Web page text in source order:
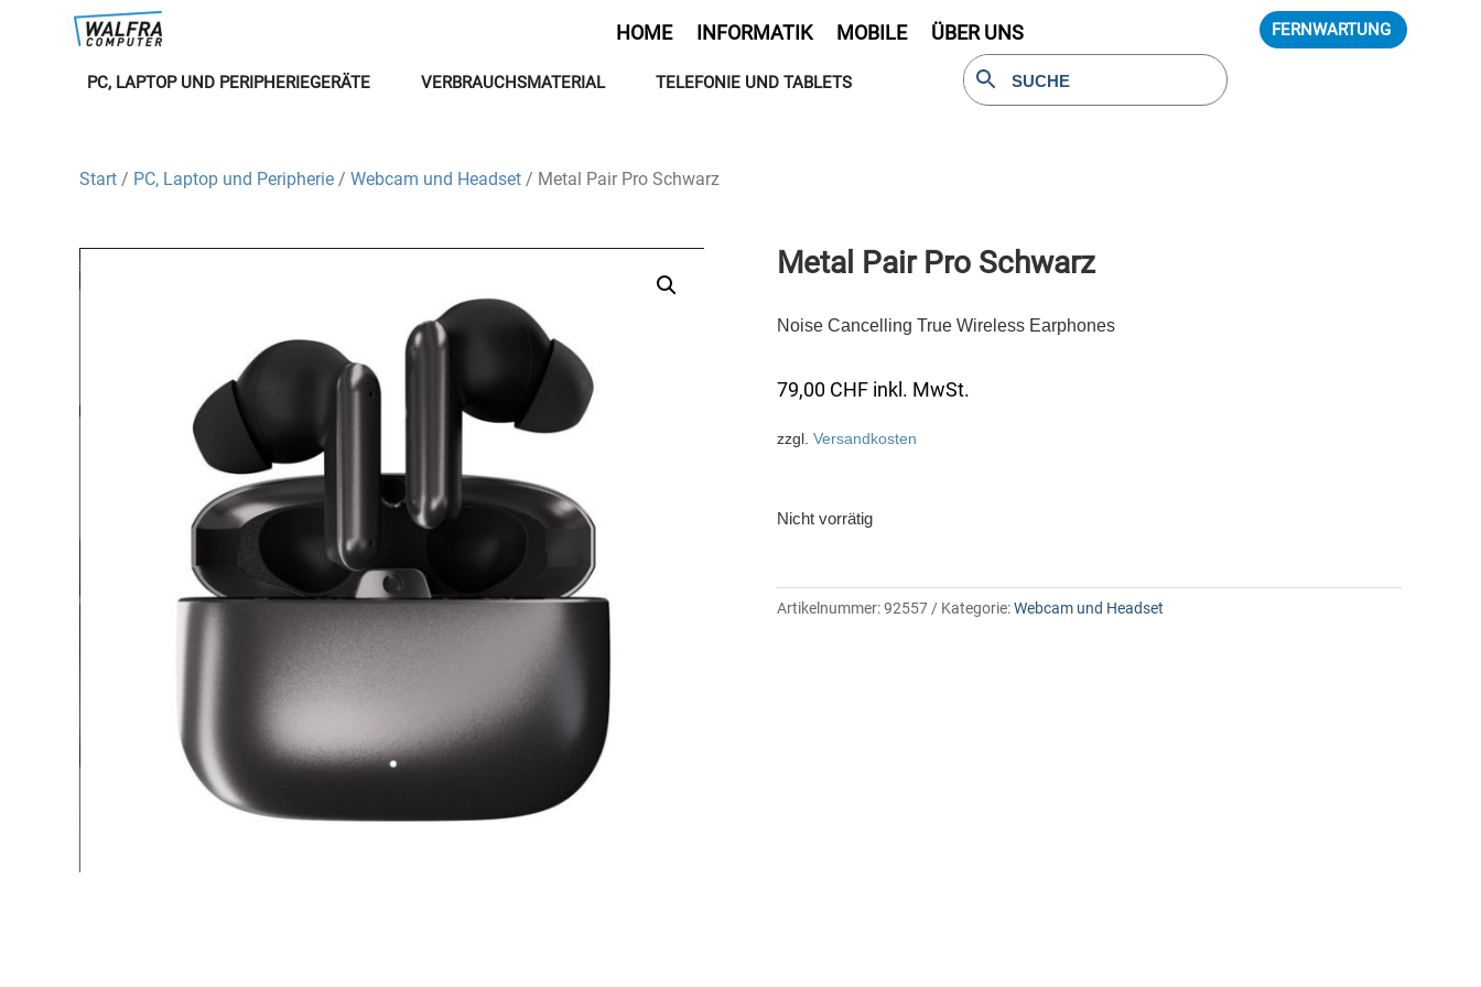
HOME INFORMATIK MOBILE ÜBER UNS FERNWARTUNG
PC, LAPTOP UND PERIPHERIEGERÄTE VERBRAUCHSMATERIAL TELEFONIE UND TABLETS
Start / PC, Laptop und Peripherie / Webcam und Headset / Metal Pair Pro Schwarz
Metal Pair Pro Schwarz
Noise Cancelling True Wireless Earphones
79,00 CHF inkl. MwSt.
zzgl. Versandkosten
Nicht vorrätig
Artikelnummer:92557 Kategorie:Webcam und Headset